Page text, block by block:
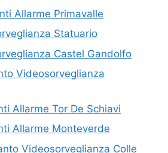
Allarme Primavalle
Statuario
Castel Gandolfo
Videosorveglianza
Allarme Tor De Schiavi
Allarme Monteverde
Videosorveglianza Colle